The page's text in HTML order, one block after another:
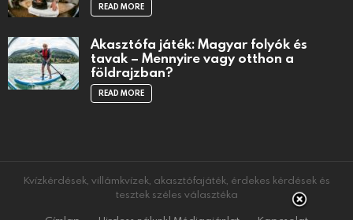
READ MORE
Akasztófa játék: Magyar folyók és
tavak – Mennyire vagy otthon a
földrajzban?
READ MORE
Kvízkérdések, villámkvízek, akasztófajáték, érdekes kérdések és
tesztek széles választéka